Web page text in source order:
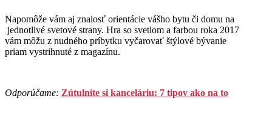
Napomôže vám aj znalosť orientácie vášho bytu či domu na
jednotlivé svetové strany. Hra so svetlom a farbou roka 2017
vám môžu z nudného príbytku vyčarovať štýlové bývanie
priam vystrihnuté z magazínu.
Odporúčame: Zútulnite si kanceláriu: 7 tipov ako na to